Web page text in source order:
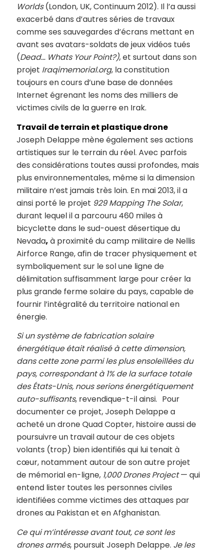
Worlds(London, UK, Continuum 2012). Il l’a aussi
exacerbé dans d’autres séries de travaux
comme ses sauvegardes d’écrans mettant en
avant ses avatars-soldats de jeux vidéos tués
(Dead… Whats Your Point?), et surtout dans son
projet Iraqimemorial.org, la constitution
toujours en cours d’une base de données
Internet égrenant les noms des milliers de
victimes civils de la guerre en Irak.
Travail de terrain et plastique drone
Joseph Delappe mène également ses actions
artistiques sur le terrain du réel. Avec parfois
des considérations toutes aussi profondes, mais
plus environnementales, même si la dimension
militaire n’est jamais très loin. En mai 2013, il a
ainsi porté le projet 929 Mapping The Solar,
durant lequel il a parcouru 460 miles à
bicyclette dans le sud-ouest désertique du
Nevada, à proximité du camp militaire de Nellis
Airforce Range, afin de tracer physiquement et
symboliquement sur le sol une ligne de
délimitation suffisamment large pour créer la
plus grande ferme solaire du pays, capable de
fournir l’intégralité du territoire national en
énergie.
Si un système de fabrication solaire
énergétique était réalisé à cette dimension,
dans cette zone parmi les plus ensoleillées du
pays, correspondant à 1% de la surface totale
des États-Unis, nous serions énergétiquement
auto-suffisants, revendique-t-il ainsi. Pour
documenter ce projet, Joseph Delappe a
acheté un drone Quad Copter, histoire aussi de
poursuivre un travail autour de ces objets
volants (trop) bien identifiés qui lui tenait à
cœur, notamment autour de son autre projet
de mémorial en-ligne, 1,000 Drones Project— qui
entend lister toutes les personnes civiles
identifiées comme victimes des attaques par
drones au Pakistan et en Afghanistan.
Ce qui m’intéresse avant tout, ce sont les
drones armés, poursuit Joseph Delappe. Je les